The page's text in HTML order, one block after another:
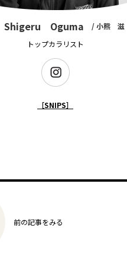
Shigeru Oguma
/ 小熊 滋
トップカラリスト
［SNIPS］
前の記事をみる